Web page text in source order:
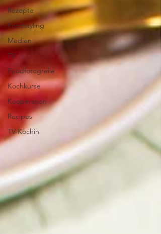
Rezepte
Foodstyling
Medien
TV
Foodfotografie
Kochkurse
Kooperation
Recipes
TV-Köchin